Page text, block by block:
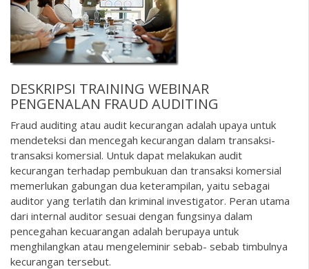
DESKRIPSI TRAINING WEBINAR
PENGENALAN FRAUD AUDITING
Fraud auditing atau audit kecurangan adalah upaya untuk
mendeteksi dan mencegah kecurangan dalam transaksi-
transaksi komersial. Untuk dapat melakukan audit
kecurangan terhadap pembukuan dan transaksi komersial
memerlukan gabungan dua keterampilan, yaitu sebagai
auditor yang terlatih dan kriminal investigator. Peran utama
dari internal auditor sesuai dengan fungsinya dalam
pencegahan kecuarangan adalah berupaya untuk
menghilangkan atau mengeleminir sebab- sebab timbulnya
kecurangan tersebut.